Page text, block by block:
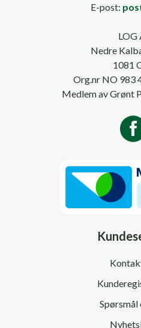
E-post:
LOG
Nedre
1081
Org.nr NO 983
Medlem av Grønt
Spørsmål